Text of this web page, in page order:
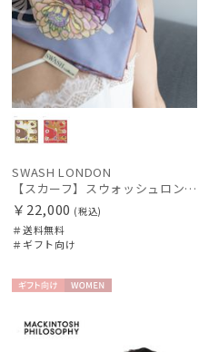
SWASH LONDON
【スカーフ】スウォッシュロンドン (SWASH LONDON) Candytuft 88*88 シルク 日本製
￥22,000 (税込)
＃送料無料
＃ギフト向け
向け
N